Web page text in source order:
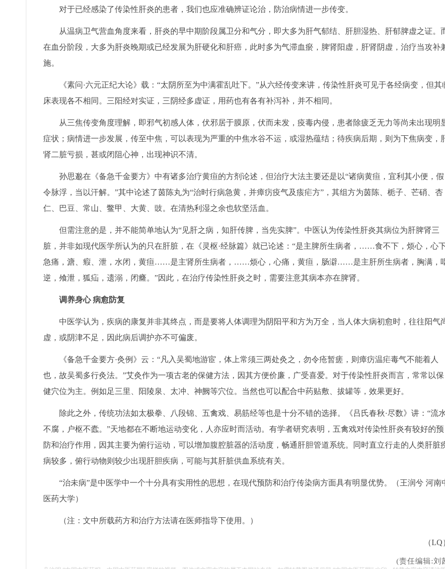
对于已经感染了传染性肝炎的患者，我们也应准确辨证论治，防治病情进一步传变。
从温病卫气营血角度来看，肝炎的早中期阶段属卫分和气分，即大多为肝气郁结、肝胆湿热、肝郁脾虚之证。
在血分阶段，大多为肝炎晚期或已经发展为肝硬化和肝癌，此时多为气滞血瘀，脾肾阳虚，肝肾阴虚，治疗当攻补
施。
《素问·六元正纪大论》载：“太阴所至为中满霍乱吐下。”从六经传变来讲，传染性肝炎可见于各经病变，但其
床表现各不相同。三阳经对实证，三阴经多虚证，用药也有各有补泻补，并不相同。
从三焦传变角度理解，即邪气初感人体，伏邪居于膜原，伏而未发，疫毒内侵，患者除疲乏无力等尚未出现明
症状；病情进一步发展，传至中焦，可以表现为严重的中焦水谷不运，或湿热蕴结；待疾病后期，则为下焦病变，
肾二脏亏损，甚或闭阻心神，出现神识不清。
孙思邈在《备急千金要方》中有诸多治疗黄疸的方剂论述，但治疗大法主要还是以“诸病黄疸，宜利其小便，假
令脉浮，当以汗解。”其中论述了茵陈丸为“治时行病急黄，并瘴疠疫气及痎疟方”，其组方为茵陈、栀子、芒硝、杏
仁、巴豆、常山、鳖甲、大黄、豉。在清热利湿之余也软坚活血。
但需注意的是，并不能简单地认为“见肝之病，知肝传脾，当先实脾”。中医认为传染性肝炎其病位为肝脾肾三
脏，并非如现代医学所认为的只在肝脏，在《灵枢·经脉篇》就已论述：“是主脾所生病者，……食不下，烦心，心
急痛，溏、瘕、泄，水闭，黄疸……是主肾所生病者，……烦心，心痛，黄疸，肠澼……是主肝所生病者，胸满，
逆，飧泄，狐疝，遗溺，闭癃。”因此，在治疗传染性肝炎之时，需要注意其病本亦在脾肾。
调养身心 病愈防复
中医学认为，疾病的康复并非其终点，而是要将人体调理为阴阳平和方为万全，当人体大病初愈时，往往阳气
虚，或阴津不足，因此病后调护亦不可偏废。
《备急千金要方·灸例》云：“凡入吴蜀地游宦，体上常须三两处灸之，勿令疮暂瘥，则瘴疠温疟毒气不能着人
也，故吴蜀多行灸法。”艾灸作为一项古老的保健方法，因其方便价廉，广受喜爱。对于传染性肝炎而言，常常以保
健穴位为主。例如足三里、阳陵泉、太冲、神阙等穴位。当然也可以配合中药贴敷、拔罐等，效果更好。
除此之外，传统功法如太极拳、八段锦、五禽戏、易筋经等也是十分不错的选择。《吕氏春秋·尽数》讲：“流
不腐，户枢不蠹。”天地都在不断地运动变化，人亦应时而活动。有学者研究表明，五禽戏对传染性肝炎有较好的预
防和治疗作用，因其主要为俯行运动，可以增加腹腔脏器的活动度，畅通肝胆管道系统。同时直立行走的人类肝脏
病较多，俯行动物则较少出现肝胆疾病，可能与其肝脏供血系统有关。
“治未病”是中医学中一个十分具有实用性的思想，在现代预防和治疗传染病方面具有明显优势。（王润兮 河南
医药大学）
（注：文中所载药方和治疗方法请在医师指导下使用。）
（LQ
(责任编辑:刘